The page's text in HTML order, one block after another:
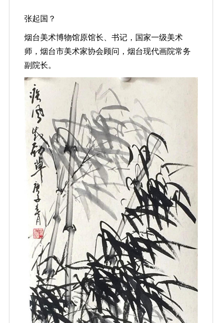
张起国？
烟台美术博物馆原馆长、书记，国家一级美术
师，烟台市美术家协会顾问，烟台现代画院常务
副院长。